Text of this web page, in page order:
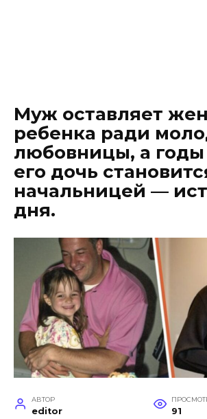
Муж оставляет
ребенка ради
любовницы, а годы
его дочь
начальницей —
дня.
АВТОР
editor 91